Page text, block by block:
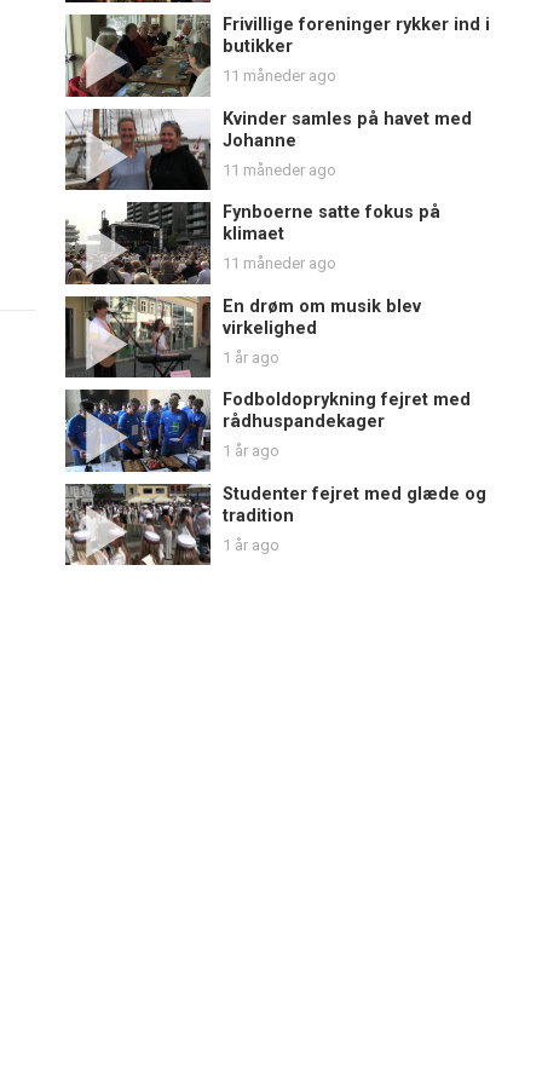
Frivillige foreninger rykker ind i
butikker
11 måneder ago
Kvinder samles på havet med
Johanne
11 måneder ago
Fynboerne satte fokus på
klimaet
11 måneder ago
En drøm om musik blev
virkelighed
1 år ago
Fodboldoprykning fejret med
rådhuspandekager
1 år ago
Studenter fejret med glæde og
tradition
1 år ago